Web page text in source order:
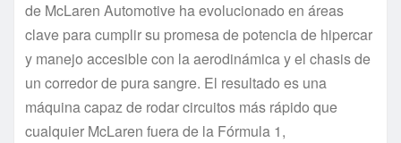
de McLaren Automotive ha evolucionado en áreas
clave para cumplir su promesa de potencia de hipercar
y manejo accesible con la aerodinámica y el chasis de
un corredor de pura sangre. El resultado es una
máquina capaz de rodar circuitos más rápido que
cualquier McLaren fuera de la Fórmula 1,